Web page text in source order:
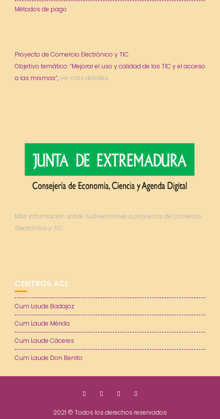
Métodos de pago
Proyecto de Comercio Electrónico y TIC.
Objetivo temático: “Mejorar el uso y calidad de las TIC y el acceso
a las mismas”,ver más detalles.
Más información sobre Subvenciones a proyectos de Comercio
Electrónico y TIC.
CENTROS ACL
Cum Laude Badajoz
Cum Laude Mérida
Cum Laude Cáceres
Cum Laude Don Benito
2021 © Todos los derechos reservados